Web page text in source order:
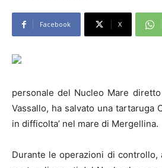
Facebook X
personale del Nucleo Mare
Vassallo, ha salvato una tartaruga
in difficolta’ nel mare di Mergellina.
Durante le operazioni di controllo,